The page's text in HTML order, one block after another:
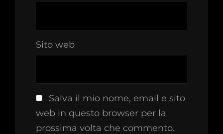
Sito web
Salva il mio nome, email e sito
web in questo browser per la
prossima volta che commento.